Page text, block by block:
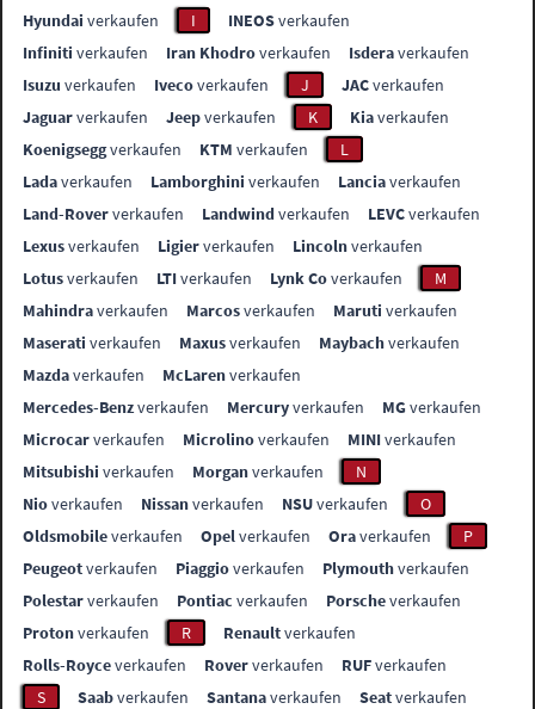
Hyundai verkaufen I INEOSverkaufen
Infiniti verkaufen Iran Khodroverkaufen Isderaverkaufen
Isuzu verkaufen Ivecoverkaufen J JACverkaufen
Jaguarverkaufen Jeepverkaufen K Kiaverkaufen
Koenigseggverkaufen KTM verkaufen
L
Ladaverkaufen Lamborghini verkaufen Lanciaverkaufen
Land-Roververkaufen Landwindverkaufen LEVCverkaufen
Lexusverkaufen Ligierverkaufen Lincolnverkaufen
Lotusverkaufen LTIverkaufen Lynk Coverkaufen
M
Mahindraverkaufen Marcosverkaufen Maruti verkaufen
Maserati verkaufen Maxusverkaufen Maybachverkaufen
Mazdaverkaufen McLarenverkaufen
Mercedes-Benzverkaufen Mercuryverkaufen MGverkaufen
Microcarverkaufen Microlinoverkaufen MINIverkaufen
Mitsubishi verkaufen Morganverkaufen
N
Nioverkaufen Nissanverkaufen NSUverkaufen
O
Oldsmobileverkaufen Opelverkaufen Oraverkaufen
P
Peugeotverkaufen Piaggioverkaufen Plymouthverkaufen
Polestarverkaufen Pontiac verkaufen Porscheverkaufen
Protonverkaufen R Renaultverkaufen
Rolls-Royceverkaufen Roververkaufen RUFverkaufen
S
Saabverkaufen Santanaverkaufen Seatverkaufen